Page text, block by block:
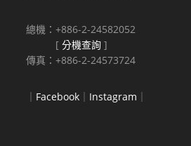
總機：+886-2-24582052
[分機查詢 ]
傳真：+886-2-24573724
｜ Facebook ｜ Instagram ｜